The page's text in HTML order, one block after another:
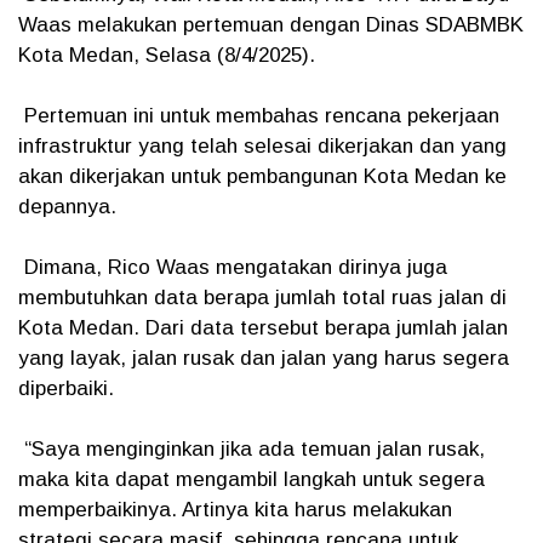
Waas melakukan pertemuan dengan Dinas SDABMBK
Kota Medan, Selasa (8/4/2025).
Pertemuan ini untuk membahas rencana pekerjaan
infrastruktur yang telah selesai dikerjakan dan yang
akan dikerjakan untuk pembangunan Kota Medan ke
depannya.
Dimana, Rico Waas mengatakan dirinya juga
membutuhkan data berapa jumlah total ruas jalan di
Kota Medan. Dari data tersebut berapa jumlah jalan
yang layak, jalan rusak dan jalan yang harus segera
diperbaiki.
“Saya menginginkan jika ada temuan jalan rusak,
maka kita dapat mengambil langkah untuk segera
memperbaikinya. Artinya kita harus melakukan